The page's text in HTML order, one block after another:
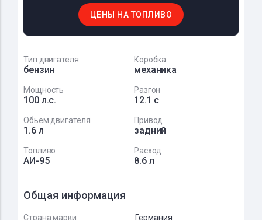
ЦЕНЫ НА ТОПЛИВО
Тип двигателя
бензин
Коробка
механика
Мощность
100 л.с.
Разгон
12.1 с
Обьем двигателя
1.6 л
Привод
задний
Топливо
АИ-95
Расход
8.6 л
Общая информация
Страна марки
Германия